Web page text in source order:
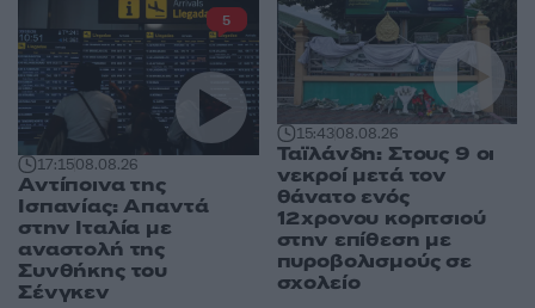
17:1508.08.26
Αντίποινα της
Ισπανίας: Απαντά
στην Ιταλία με
αναστολή της
Συνθήκης του
Σένγκεν
5
15:4308.08.26
Ταϊλάνδη: Στους 9 οι
νεκροί μετά τον
θάνατο ενός
12χρονου κοριτσιού
στην επίθεση με
πυροβολισμούς σε
σχολείο